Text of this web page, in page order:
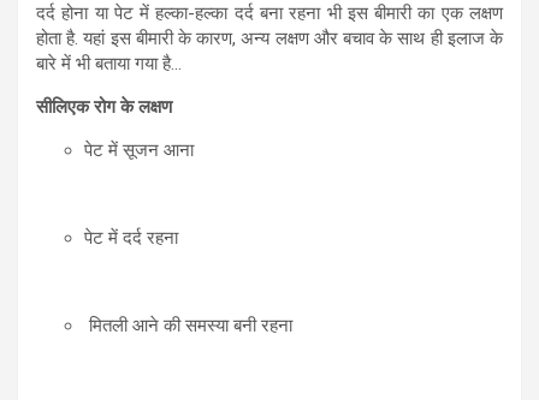
दर्द होना या पेट में हल्का-हल्का दर्द बना रहना भी इस बीमारी का एक लक्षण
होता है. यहां इस बीमारी के कारण, अन्य लक्षण और बचाव के साथ ही इलाज के
बारे में भी बताया गया है…
सीलिएक रोग के लक्षण
पेट में सूजन आना
पेट में दर्द रहना
मितली आने की समस्या बनी रहना